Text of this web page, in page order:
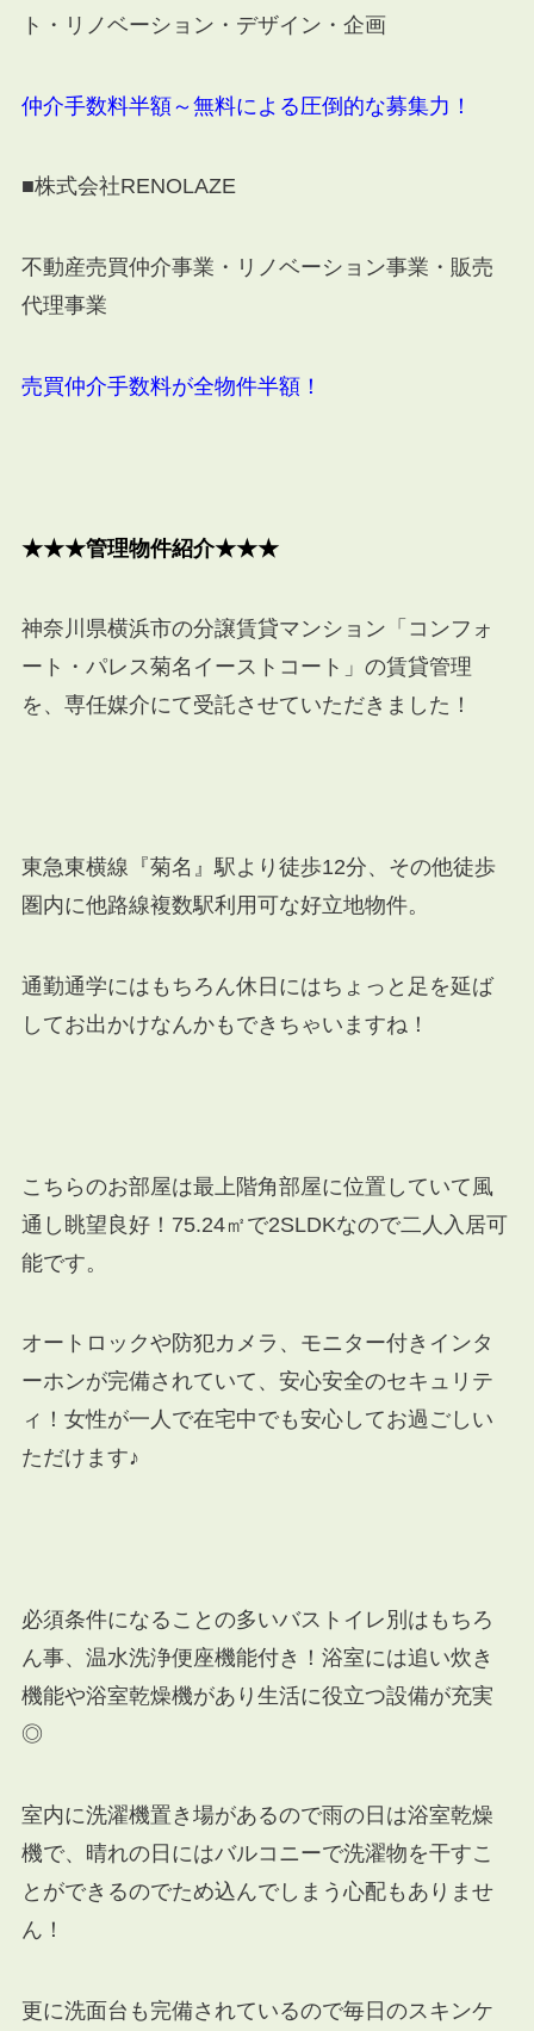
ト・リノベーション・デザイン・企画
仲介手数料半額～無料による圧倒的な募集力！
■株式会社RENOLAZE
不動産売買仲介事業・リノベーション事業・販売
代理事業
売買仲介手数料が全物件半額！
★★★管理物件紹介★★★
神奈川県横浜市の分譲賃貸マンション「コンフォ
ート・パレス菊名イーストコート」の賃貸管理
を、専任媒介にて受託させていただきました！
東急東横線『菊名』駅より徒歩12分、その他徒歩
圏内に他路線複数駅利用可な好立地物件。
通勤通学にはもちろん休日にはちょっと足を延ば
してお出かけなんかもできちゃいますね！
こちらのお部屋は最上階角部屋に位置していて風
通し眺望良好！75.24㎡で2SLDKなので二人入居可
能です。
オートロックや防犯カメラ、モニター付きインタ
ーホンが完備されていて、安心安全のセキュリテ
ィ！女性が一人で在宅中でも安心してお過ごしい
ただけます♪
必須条件になることの多いバストイレ別はもちろ
ん事、温水洗浄便座機能付き！浴室には追い炊き
機能や浴室乾燥機があり生活に役立つ設備が充実
◎
室内に洗濯機置き場があるので雨の日は浴室乾燥
機で、晴れの日にはバルコニーで洗濯物を干すこ
とができるのでため込んでしまう心配もありませ
ん！
更に洗面台も完備されているので毎日のスキンケ